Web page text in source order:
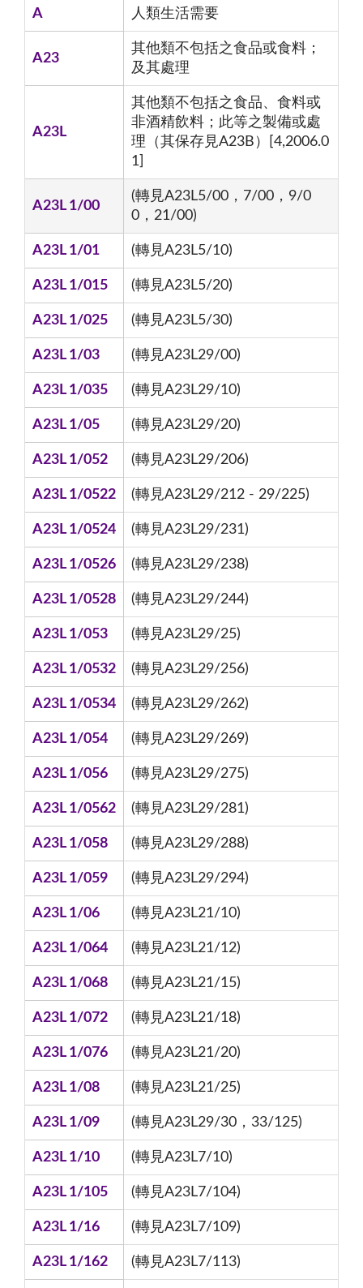
A 人類生活需要
A23
其他類不包括之食品或食料；
及其處理
A23L
其他類不包括之食品、食料或
非酒精飲料；此等之製備或處
理（其保存見A23B）[4,2006.0
1]
A23L 1/00
(轉見A23L5/00，7/00，9/0
0，21/00)
A23L 1/01 (轉見A23L5/10)
A23L 1/015 (轉見A23L5/20)
A23L 1/025 (轉見A23L5/30)
A23L 1/03 (轉見A23L29/00)
A23L 1/035 (轉見A23L29/10)
A23L 1/05 (轉見A23L29/20)
A23L 1/052 (轉見A23L29/206)
A23L 1/0522 (轉見A23L29/212 - 29/225)
A23L 1/0524 (轉見A23L29/231)
A23L 1/0526 (轉見A23L29/238)
A23L 1/0528 (轉見A23L29/244)
A23L 1/053 (轉見A23L29/25)
A23L 1/0532 (轉見A23L29/256)
A23L 1/0534 (轉見A23L29/262)
A23L 1/054 (轉見A23L29/269)
A23L 1/056 (轉見A23L29/275)
A23L 1/0562 (轉見A23L29/281)
A23L 1/058 (轉見A23L29/288)
A23L 1/059 (轉見A23L29/294)
A23L 1/06 (轉見A23L21/10)
A23L 1/064 (轉見A23L21/12)
A23L 1/068 (轉見A23L21/15)
A23L 1/072 (轉見A23L21/18)
A23L 1/076 (轉見A23L21/20)
A23L 1/08 (轉見A23L21/25)
A23L 1/09 (轉見A23L29/30，33/125)
A23L 1/10 (轉見A23L7/10)
A23L 1/105 (轉見A23L7/104)
A23L 1/16 (轉見A23L7/109)
A23L 1/162 (轉見A23L7/113)